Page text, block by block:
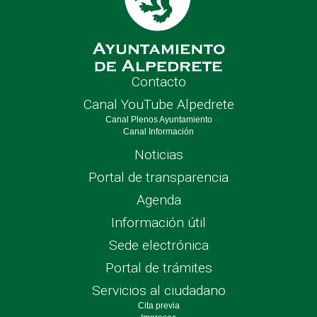
Contacto
Canal YouTube Alpedrete
Canal Plenos Ayuntamiento
Canal Información
Noticias
Portal de transparencia
Agenda
Información útil
Sede electrónica
Portal de trámites
Servicios al ciudadano
Cita previa